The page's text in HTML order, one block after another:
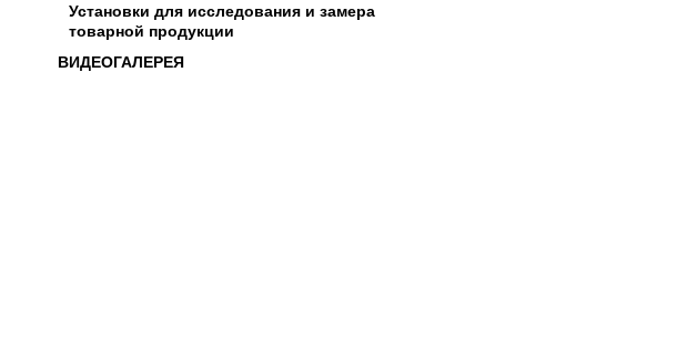
Установки для исследования и замера
товарной продукции
ВИДЕОГАЛЕРЕЯ